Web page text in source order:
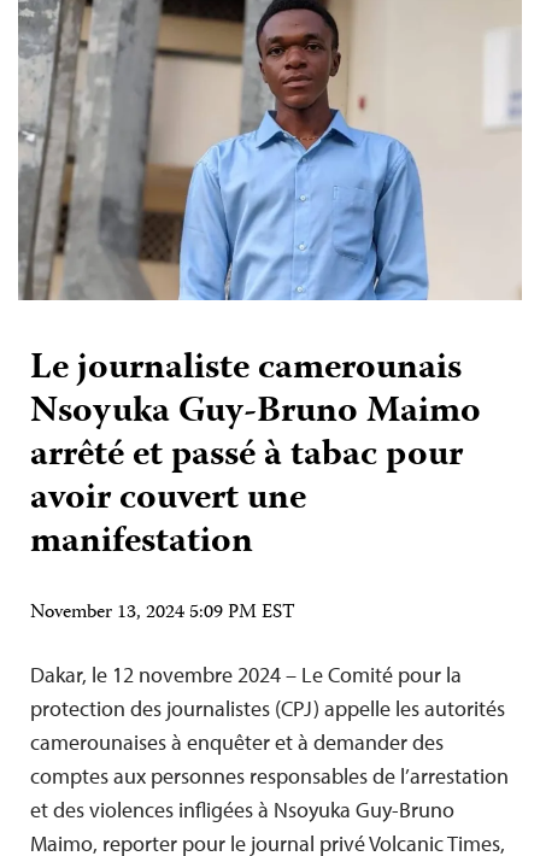
Le journaliste camerounais
Nsoyuka Guy-Bruno Maimo
arrêté et passé à tabac pour
avoir couvert une
manifestation
November 13, 2024 5:09 PM EST
Dakar, le 12 novembre 2024 – Le Comité pour la
protection des journalistes (CPJ) appelle les autorités
camerounaises à enquêter et à demander des
comptes aux personnes responsables de l’arrestation
et des violences infligées à Nsoyuka Guy-Bruno
Maimo, reporter pour le journal privé Volcanic Times,